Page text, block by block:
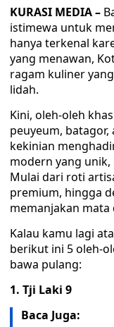
KURASI MEDIA –
istimewa untuk
hanya terkenal
yang menawan,
ragam kuliner
lidah.
Kini, oleh-oleh
peuyeum,
kekinian
modern yang
Mulai dari roti
premium, hingga
memanjakan mata
Kalau kamu lagi
berikut ini 5 oleh-
bawa pulang:
1. Tji Laki 9
Baca Juga: